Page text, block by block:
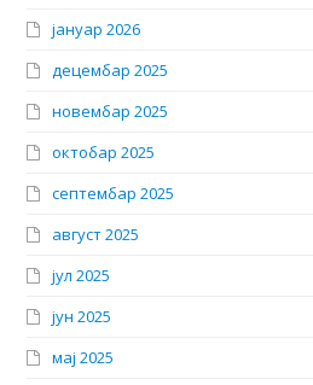
јануар 2026
децембар 2025
новембар 2025
октобар 2025
септембар 2025
август 2025
јул 2025
јун 2025
мај 2025